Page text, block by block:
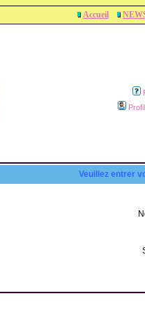
Accueil
Profil
Veuillez entrer